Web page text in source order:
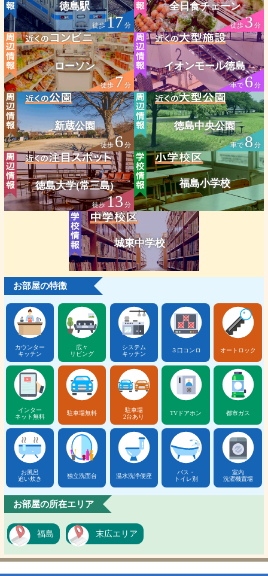
徳島駅
徒歩17分
全日食チェーン
徒歩3分
ローソン
徒歩7分
イオンモール徳島
車で6分
新蔵公園
徒歩6分
徳島中央公園
車で8 分
徳島大学(常三島)
徒歩13 分
福島小学校
城東中学校
お部屋の特徴
カウンター
キッチン
広々
リビング
システム
キッチン
３口コンロ オートロック
インター
ネット無料
駐車場無料
駐車場
2台あり
TVドアホン 都市ガス
お風呂
追い炊き
独立洗面台 温水洗浄便座
バス・
トイレ別
室内
洗濯機置場
お部屋の所在エリア
福島 末広エリア